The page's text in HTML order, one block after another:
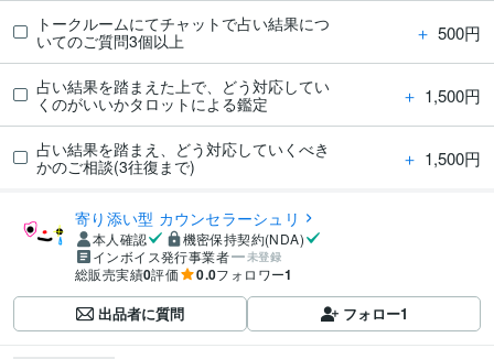
トークルームにてチャットで占い結果につ
いてのご質問3個以上
＋ 500円
占い結果を踏まえた上で、どう対応してい
くのがいいかタロットによる鑑定
＋ 1,500円
占い結果を踏まえ、どう対応していくべき
かのご相談(3往復まで)
＋ 1,500円
寄り添い型 カウンセラーシュリ
本人確認
機密保持契約(NDA)
インボイス発行事業者
未登録
総販売実績0評価 0.0フォロワー1
出品者に質問 フォロー1